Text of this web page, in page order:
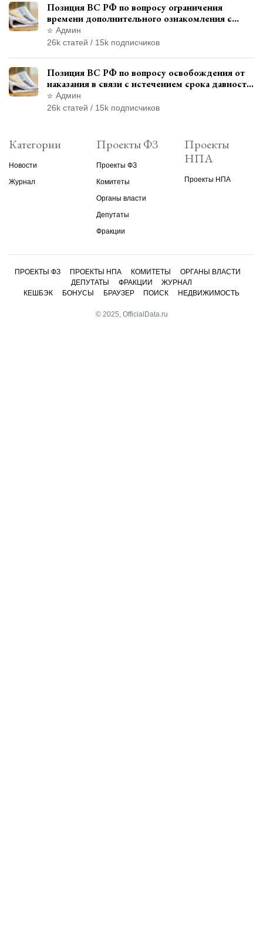
Позиция ВС РФ по вопросу ограничения
времени дополнительного ознакомления с
материалами уголовного дела
Админ
26k статей / 15k подписчиков
Позиция ВС РФ по вопросу освобождения от
наказания в связи с истечением срока давности
уголовного преследования
Админ
26k статей / 15k подписчиков
Категории
Новости
Журнал
Проекты ФЗ
Проекты ФЗ
Комитеты
Органы власти
Депутаты
Фракции
Проекты
НПА
Проекты НПА
ПРОЕКТЫ ФЗ ПРОЕКТЫ НПА КОМИТЕТЫ
ОРГАНЫ ВЛАСТИ
ДЕПУТАТЫ
ФРАКЦИИ
ЖУРНАЛ
КЕШБЭК
БОНУСЫ БРАУЗЕР ПОИСК НЕДВИЖИМОСТЬ
© 2025, OfficialData.ru